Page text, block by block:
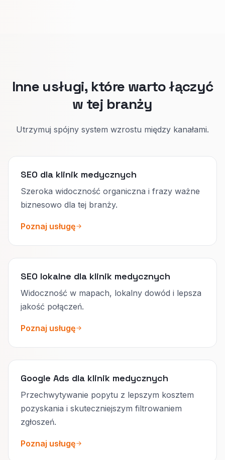
Inne usługi, które warto łączyć
w tej branży
Utrzymuj spójny system wzrostu między kanałami.
SEO dla klinik medycznych
Szeroka widoczność organiczna i frazy ważne
biznesowo dla tej branży.
Poznaj usługę
SEO lokalne dla klinik medycznych
Widoczność w mapach, lokalny dowód i lepsza
jakość połączeń.
Poznaj usługę
Google Ads dla klinik medycznych
Przechwytywanie popytu z lepszym kosztem
pozyskania i skuteczniejszym filtrowaniem
zgłoszeń.
Poznaj usługę